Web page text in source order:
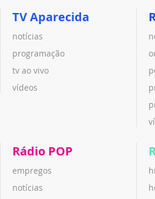
TV Aparecida
notícias
programação
tv ao vivo
vídeos
Rádio POP
empregos
notícias